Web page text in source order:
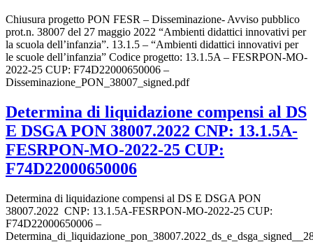
Chiusura progetto PON FESR – Disseminazione- Avviso pubblico
prot.n. 38007 del 27 maggio 2022 “Ambienti didattici innovativi per
la scuola dell’infanzia”. 13.1.5 – “Ambienti didattici innovativi per
le scuole dell’infanzia” Codice progetto: 13.1.5A – FESRPON-MO-
2022-25 CUP: F74D22000650006 –
Disseminazione_PON_38007_signed.pdf
Determina di liquidazione compensi al DS
E DSGA PON 38007.2022 CNP: 13.1.5A-
FESRPON-MO-2022-25 CUP:
F74D22000650006
Determina di liquidazione compensi al DS E DSGA PON
38007.2022 CNP: 13.1.5A-FESRPON-MO-2022-25 CUP:
F74D22000650006 –